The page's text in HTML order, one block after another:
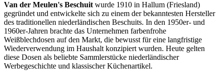
Van der Meulen's Beschuit wurde 1910 in Hallum (Friesland)
gegründet und entwickelte sich zu einem der bekanntesten Hersteller
des traditionellen niederländischen Beschuits. In den 1950er- und
1960er-Jahren brachte das Unternehmen farbenfrohe
Weißblechdosen auf den Markt, die bewusst für eine langfristige
Wiederverwendung im Haushalt konzipiert wurden. Heute gelten
diese Dosen als beliebte Sammlerstücke niederländischer
Werbegeschichte und klassischer Küchenartikel.